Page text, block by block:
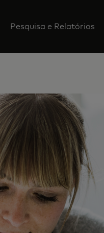
Pesquisa e Relatórios